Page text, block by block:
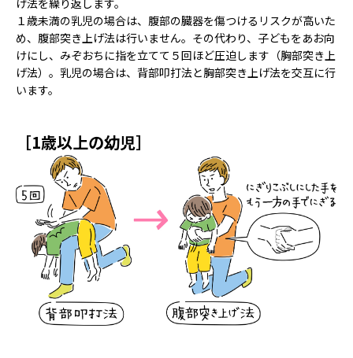
げ法を繰り返します。
１歳未満の乳児の場合は、腹部の臓器を傷つけるリスクが高いた
め、腹部突き上げ法は行いません。その代わり、子どもをあお向
けにし、みぞおちに指を立てて５回ほど圧迫します（胸部突き上
げ法）。乳児の場合は、背部叩打法と胸部突き上げ法を交互に行
います。
［1歳以上の幼児］